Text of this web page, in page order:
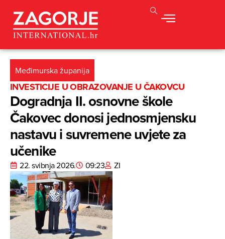
Međimurska županija
INVESTICIJE U OBRAZOVANJE U ČAKOVCU
Dogradnja II. osnovne škole
Čakovec donosi jednosmjensku
nastavu i suvremene uvjete za
učenike
22. svibnja 2026. 09:23 ZI